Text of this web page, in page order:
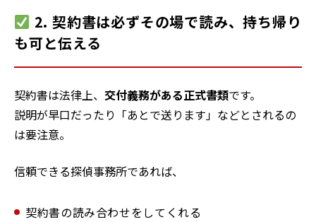
2. 契約書は必ずその場で読み、持ち帰り
も可と伝える
契約書は法律上、 交付義務がある正式書類です。
説明が早口だったり「あとで送ります」などとされるの
は要注意。
信頼できる探偵事務所であれば、
契約書の読み合わせをしてくれる